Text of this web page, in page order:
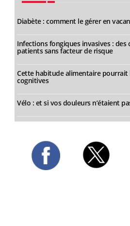
Diabète : comment le gérer en
Infections fongiques invasives : des
patients sans facteur de risque
Cette habitude alimentaire pourrait
cognitives
Vélo : et si vos douleurs n’étaient